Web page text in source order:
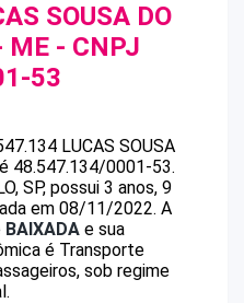
SOUSA DO
ME - CNPJ
53
LUCAS SOUSA
é 48.547.134/0001-53.
SP, possui 3 anos, 9
em 08/11/2022. A
BAIXADA e sua
é Transporte
sob regime